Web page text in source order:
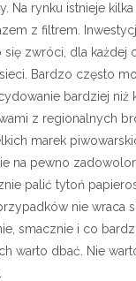
Na rynku istnieje
z filtrem.
się zwróci, dla każdej
Bardzo często
bardziej niż
z regionalnych
marek
na pewno
palić tytoń
nie wraca
smacznie i co
warto dbać. Nie